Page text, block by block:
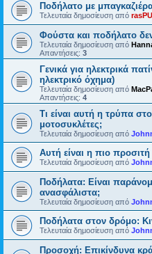
Ποδήλατο με
Τελευταία δημοσίευση από
Φούστα και ποδήλατο
Τελευταία δημοσίευση από
Απαντήσεις: 3
Γενικά για ηλεκτρικά
ηλεκτρικό όχημα)
Τελευταία δημοσίευση από
Απαντήσεις: 4
Τι είναι αυτή η τρύπα
μοτοσυκλέτες;
Τελευταία δημοσίευση από
Αυτή είναι η πιο
Τελευταία δημοσίευση από
Ποδήλατα: Είναι
ανασφάλιστα;
Τελευταία δημοσίευση από
Ποδήλατα στον δρόμο:
Τελευταία δημοσίευση από
Προσοχή: Επικίνδυνα